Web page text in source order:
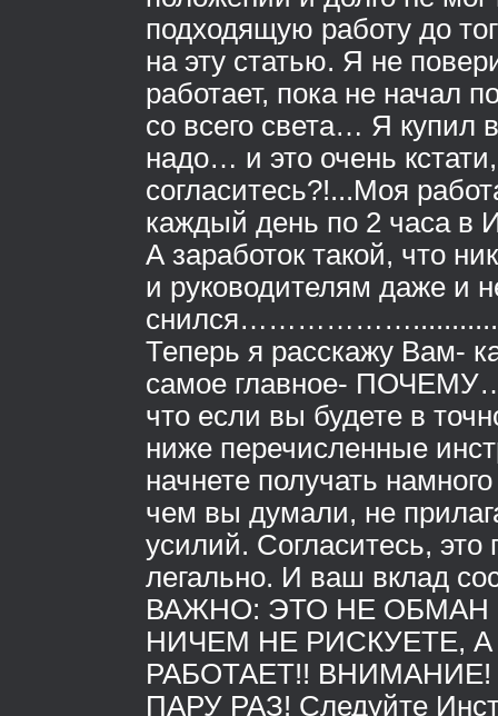
подходящую работу до
на эту статью. Я не
работает, пока не начал
со всего света… Я купил
надо… и это очень кстати,
согласитесь?!...Моя
каждый день по 2 часа в
А заработок такой, что
и руководителям даже и
Теперь я расскажу Вам-
самое главное-
что если вы будете в
ниже перечисленные
начнете получать
чем вы думали, не
усилий. Согласитесь, это
легально. И ваш вклад
ВАЖНО: ЭТО НЕ
НИЧЕМ НЕ РИСКУЕТЕ, А
РАБОТАЕТ!!
ПАРУ РАЗ! Следуйте